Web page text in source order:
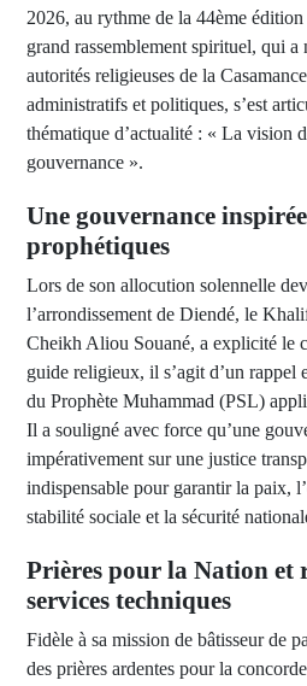
2026, au rythme de la 44ème
grand rassemblement spirituel, qui a
autorités religieuses de la
administratifs et politiques, s’est
thématique d’actualité : « La vision
gouvernance ».
Une gouvernance
prophétiques
Lors de son allocution solennelle
l’arrondissement de Diendé, le
Cheikh Aliou Souané, a explicité le
guide religieux, il s’agit d’un rappel
du Prophète Muhammad (PSL)
Il a souligné avec force qu’une
impérativement sur une justice
indispensable pour garantir la paix,
stabilité sociale et la sécurité
Prières pour la Nation et
services techniques
Fidèle à sa mission de bâtisseur de
des prières ardentes pour la